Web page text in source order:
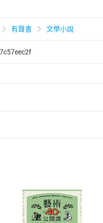
有聲書 文學小說
易解除權合理例外情事適用
所銷售之商品為電子書，
天市場，並於「我的訂單
後將為您辦理退款事宜。
登入帳號
Login